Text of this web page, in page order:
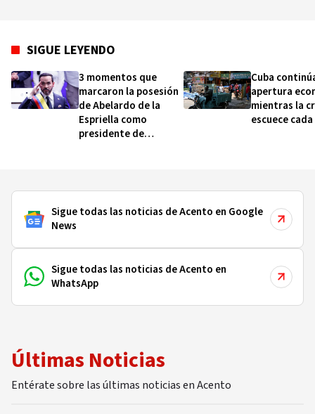
SIGUE LEYENDO
3 momentos que
marcaron la posesión
de Abelardo de la
Espriella como
presidente de
Cuba
apertura
mientras la
escuece
Sigue todas las noticias de Acento en Google
News
Sigue todas las noticias de Acento en
WhatsApp